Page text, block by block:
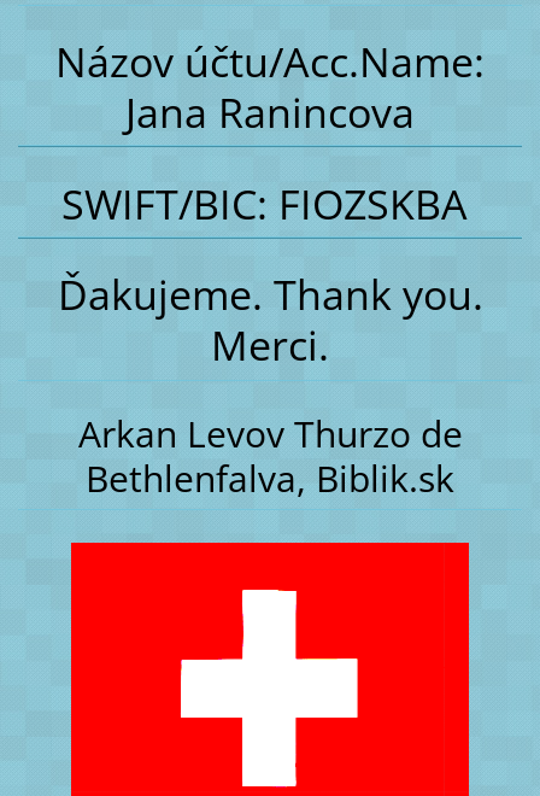
Názov účtu/Acc.Name:
Jana Ranincova
SWIFT/BIC: FIOZSKBA
Ďakujeme. Thank you.
Merci.
Arkan Levov Thurzo de
Bethlenfalva, Biblik.sk